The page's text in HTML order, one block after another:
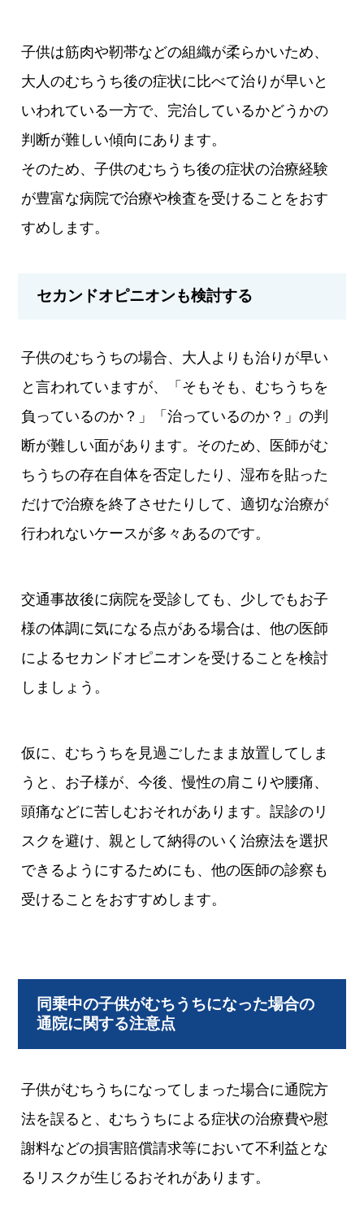
子供は筋肉や靭帯などの組織が柔らかいため、
大人のむちうち後の症状に比べて治りが早いと
いわれている一方で、完治しているかどうかの
判断が難しい傾向にあります。
そのため、子供のむちうち後の症状の治療経験
が豊富な病院で治療や検査を受けることをおす
すめします。
セカンドオピニオンも検討する
子供のむちうちの場合、大人よりも治りが早い
と言われていますが、「そもそも、むちうちを
負っているのか？」「治っているのか？」の判
断が難しい面があります。そのため、医師がむ
ちうちの存在自体を否定したり、湿布を貼った
だけで治療を終了させたりして、適切な治療が
行われないケースが多々あるのです。
交通事故後に病院を受診しても、少しでもお子
様の体調に気になる点がある場合は、他の医師
によるセカンドオピニオンを受けることを検討
しましょう。
仮に、むちうちを見過ごしたまま放置してしま
うと、お子様が、今後、慢性の肩こりや腰痛、
頭痛などに苦しむおそれがあります。誤診のリ
スクを避け、親として納得のいく治療法を選択
できるようにするためにも、他の医師の診察も
受けることをおすすめします。
同乗中の子供がむちうちになった場合の
通院に関する注意点
子供がむちうちになってしまった場合に通院方
法を誤ると、むちうちによる症状の治療費や慰
謝料などの損害賠償請求等において不利益とな
るリスクが生じるおそれがあります。